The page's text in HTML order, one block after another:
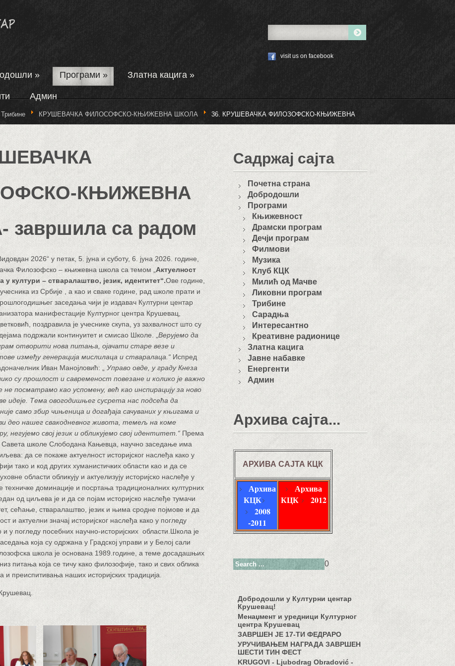
» Програми » Златна кацига »
Админ
visit us on facebook
Трибине КРУШЕВАЧКА ФИЛОСОФСКО-КЊИЖЕВНА ШКОЛА
36. КРУШЕВАЧКА ФИЛОЗОФСКО-КЊИЖЕВНА
КЊИЖЕВНА
са радом
2026“ у петак, 5. јуна и суботу, 6. јуна 2026. године,
Филозофско – књижевна школа са темом „ Актуелност
у култури – стваралаштво, језик, идентитет“.Ове године,
из Србије , а као и сваке године, рад школе прати и
заседања чији је издавач Културни центар
манифестације Културног центра Крушевац,
поздравила је учеснике скупа, уз захвалност што су
подржали континуитет и смисао Школе. „ Верујемо да
отворити нова питања, ојачати старе везе и
између генерација мислилаца и стваралаца.“ Испред
Иван Манојловић: „
Управо овде, у граду Кнеза
су прошлост и савременост повезане и колико је важно
не посматрамо као успомену, већ као инспирацију за ново
идеје. Тема овогодишњег сусрета нас подсећа да
само збир чињеница и догађаја сачуваних у књигама и
део нашег свакодневног живота, темељ на коме
негујемо свој језик и обликујемо свој идентитет.“ Према
Савета школе Слободана Кањевца, научно заседање има
да се покаже актуелност историјског наслеђа како у
тако и код других хуманистичких области као и да се
области обликују и актуелизују историјско наслеђе у
техничке доминације и посртања традиционалних културних
од циљева је и да се појам историјско наслеђе тумачи
сећање, стваралаштво, језик и њима сродне појмове и да
и актуелни значај историјског наслеђа како у погледу
и у погледу посебних научно-историјских области.Школа је
која су одржана у Градској управи и у Белој сали
школа је основана 1989.године, а теме досадашњих
питања која се тичу како филозофије, тако и свих облика
и преиспитивања наших историјских традиција.
Садржај сајта
Почетна страна
Добродошли
Програми
Књижевност
Драмски програм
Дечји програм
Филмови
Музика
Клуб КЦК
Милић од Мачве
Ликовни програм
Трибине
Сарадња
Интересантно
Креативне радионице
Златна кацига
Јавне набавке
Енергенти
Админ
Архива сајта...
АРХИВА САЈТА КЦК
Архива
КЦК
2008
-2011
Архива
КЦК
2012
0
Добродошли у Културни центар
Крушевац!
Менаџмент и уредници Културног
центра Крушевац
ЗАВРШЕН ЈЕ 17-ТИ ФЕДРАРО
УРУЧИВАЊЕМ НАГРАДА ЗАВРШЕН
ШЕСТИ ТИН ФЕСТ
KRUGOVI - Ljubodrag Obradović -